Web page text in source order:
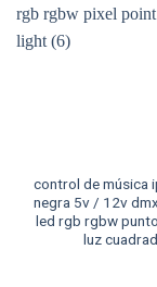
control de música
negra 5v / 12v
led rgb rgbw
luz